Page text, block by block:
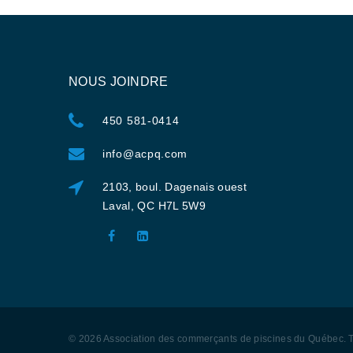
NOUS JOINDRE
450 581-0414
info@acpq.com
2103, boul. Dagenais ouest
Laval, QC H7L 5W9
© 2026 Association des commerçants de piscines du Québec.